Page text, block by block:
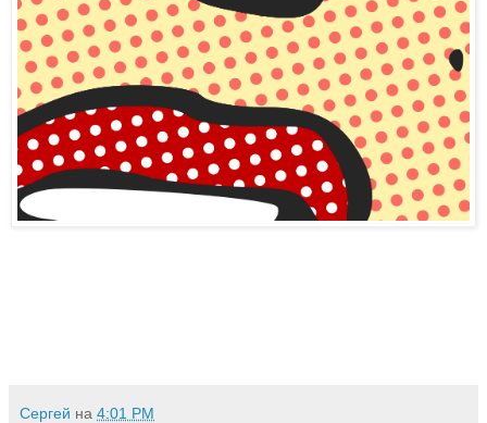
Сергей на 4:01 PM